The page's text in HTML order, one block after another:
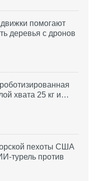
помогают
деревья с дронов
хвата 25 кг и…
пехоты США
турель против